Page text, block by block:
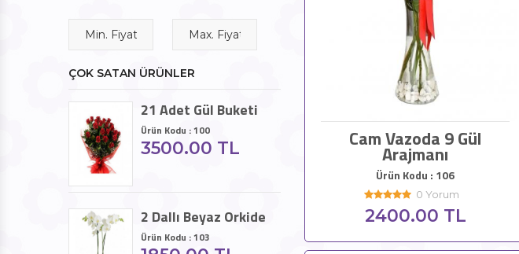
Cam Vazoda 9 Gül
Arajmanı
Ürün Kodu : 106
0 Yorum
2400.00 TL
ÇOK SATAN ÜRÜNLER
21 Adet Gül Buketi
Ürün Kodu : 100
3500.00 TL
2 Dallı Beyaz Orkide
Ürün Kodu : 103